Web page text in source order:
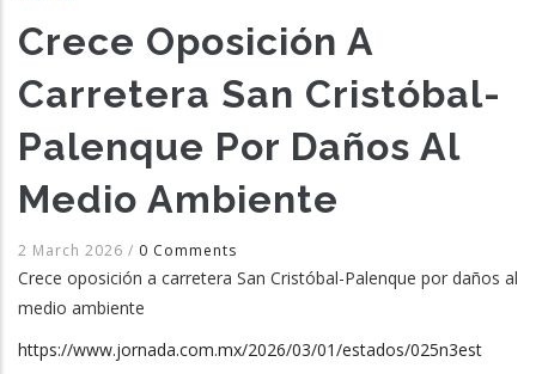
Crece Oposición A
Carretera San Cristóbal-
Palenque Por Daños Al
Medio Ambiente
2 March 2026 / 0 Comments
Crece oposición a carretera San Cristóbal-Palenque por daños al
medio ambiente
https://www.jornada.com.mx/2026/03/01/estados/025n3est